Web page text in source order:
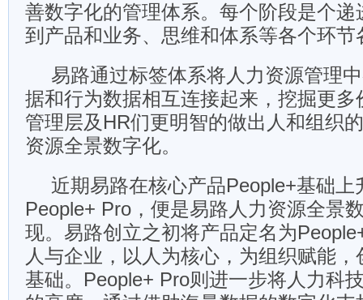
善数字化的管理体系。每个阶段是个递
到产品和业务、思维和体系等各个环节
易路通过标签体系将人力资源管理
据和行为数据相互连接起来，挖掘更多
管理层及HR们更明智的做出人和组织
资源全景数字化。
近期易路在核心产品People+基础上
People+ Pro，便是易路人力资源全景
现。易路创立之初将产品定名为
人与企业，以人为核心，为组织赋能
基础。People+ Pro则进一步将人力科